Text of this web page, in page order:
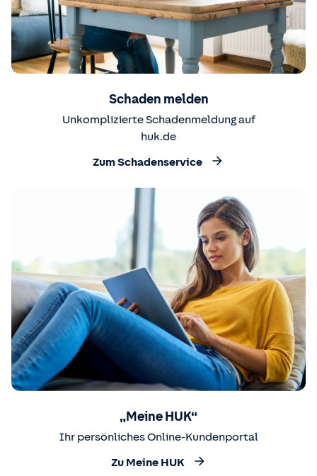
Schaden melden
Unkomplizierte Schadenmeldung auf
huk.de
Zum Schadenservice
„Meine HUK“
Ihr persönliches Online-Kundenportal
Zu Meine HUK